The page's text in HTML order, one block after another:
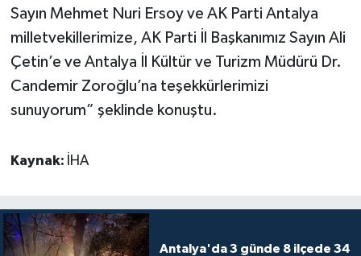
Sayın Mehmet Nuri Ersoy ve AK Parti Antalya
milletvekillerimize, AK Parti İl Başkanımız Sayın Ali
Çetin’e ve Antalya İl Kültür ve Turizm Müdürü Dr.
Candemir Zoroğlu’na teşekkürlerimizi
sunuyorum” şeklinde konuştu.
Kaynak: İHA
Antalya'da 3 günde 8 ilçede 34